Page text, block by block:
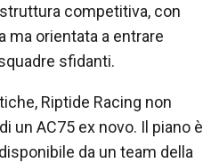
competitiva, con
ma orientata a entrare
sfidanti.
Riptide Racing non
un AC75 ex novo. Il piano è
da un team della